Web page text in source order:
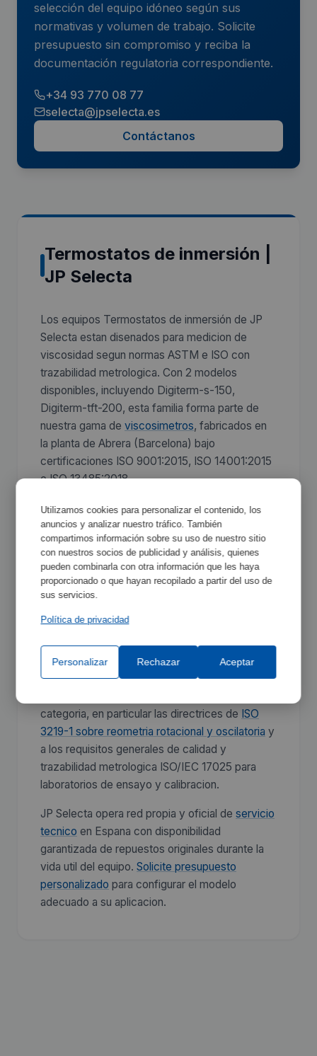
selección del equipo idóneo según sus
normativas y volumen de trabajo. Solicite
presupuesto sin compromiso y reciba la
documentación regulatoria correspondiente.
+34 93 770 08 77
selecta@jpselecta.es
Contáctanos
Termostatos de inmersión |
JP Selecta
Los equipos Termostatos de inmersión de JP
Selecta estan disenados para medicion de
viscosidad segun normas ASTM e ISO con
trazabilidad metrologica. Con 2 modelos
disponibles, incluyendo Digiterm-s-150,
Digiterm-tft-200, esta familia forma parte de
nuestra gama de viscosimetros, fabricados en
la planta de Abrera (Barcelona) bajo
certificaciones ISO 9001:2015, ISO 14001:2015
e ISO 13485:2018.
Caracteristicas destacadas de la familia:
Termostato de inmersión para trabajar por
encima de la temperatura ambiente. Todos los
equipos cuentan con documentacion tecnica
descargable, manuales en formato PDF y
especificaciones detalladas de cada modelo
para facilitar la seleccion segun el volumen de
especifica del laboratorio.
En cuanto al cumplimiento normativo, esta
categoria, en particular las directrices de ISO
3219-1 sobre reometria rotacional y oscilatoria y
a los requisitos generales de calidad y
trazabilidad metrologica ISO/IEC 17025 para
laboratorios de ensayo y calibracion.
JP Selecta opera red propia y oficial de servicio
tecnico en Espana con disponibilidad
garantizada de repuestos originales durante la
vida util del equipo. Solicite presupuesto
personalizado para configurar el modelo
adecuado a su aplicacion.
Utilizamos cookies para personalizar el contenido, los
anuncios y analizar nuestro tráfico. También
compartimos información sobre su uso de nuestro sitio
con nuestros socios de publicidad y análisis, quienes
pueden combinarla con otra información que les haya
proporcionado o que hayan recopilado a partir del uso de
sus servicios.
Política de privacidad
Personalizar Rechazar Aceptar